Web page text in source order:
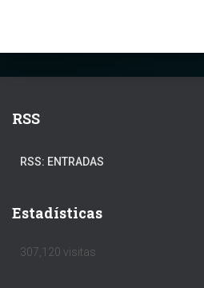
RSS
RSS: ENTRADAS
Estadísticas
307,120 visitas